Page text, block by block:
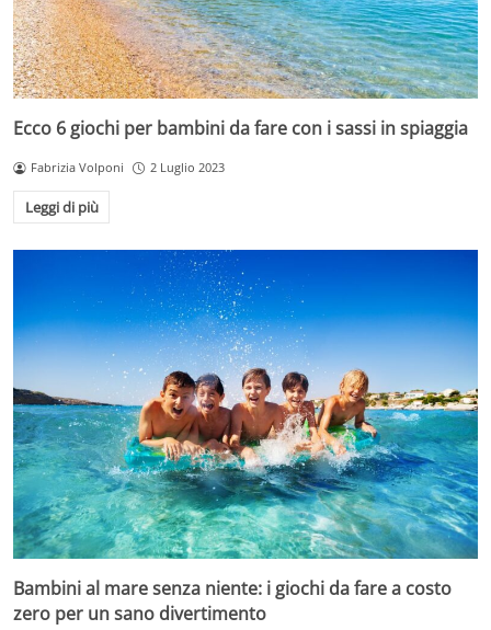
Ecco 6 giochi per bambini da fare con i sassi in spiaggia
Fabrizia Volponi 2 Luglio 2023
Leggi di più
Bambini al mare senza niente: i giochi da fare a costo
zero per un sano divertimento